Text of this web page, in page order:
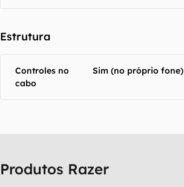
Estrutura
Controles no
cabo
Sim (no próprio fone)
Produtos Razer